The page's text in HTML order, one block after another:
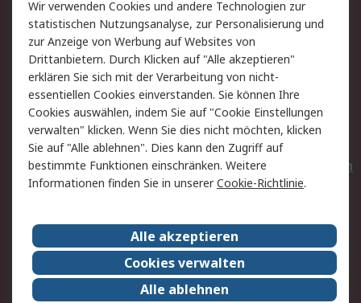
Rücksendungen
Kontakt
Hilfe
Privatkunden
Rechtliches
AGB
Datenschutz
Cookie-Richtlinie
Zahlungsbedingungen
Copyright/Impressum
Entsorgung
Elektrogeräte/Batterien
RS weltweit
Karriere bei RS
Nachhaltigkeit
Qualität/Umwelt/ZertifikatePresse-Center
Wir verwenden Cookies und andere Technologien zur
statistischen Nutzungsanalyse, zur Personalisierung und
zur Anzeige von Werbung auf Websites von
Drittanbietern. Durch Klicken auf "Alle akzeptieren"
erklären Sie sich mit der Verarbeitung von nicht-
essentiellen Cookies einverstanden. Sie können Ihre
Cookies auswählen, indem Sie auf "Cookie Einstellungen
verwalten" klicken. Wenn Sie dies nicht möchten, klicken
Sie auf "Alle ablehnen". Dies kann den Zugriff auf
bestimmte Funktionen einschränken. Weitere
Informationen finden Sie in unsererCookie-Richtlinie.
Alle akzeptieren
Cookies verwalten
Alle ablehnen